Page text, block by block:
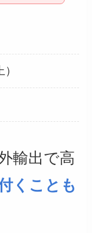
輸出で高
くことも